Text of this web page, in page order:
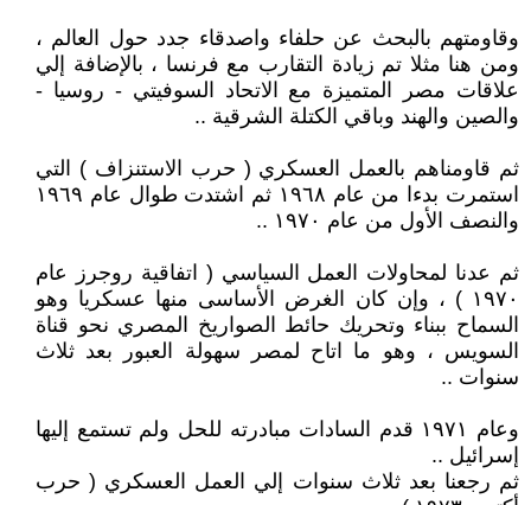
وقاومتهم بالبحث عن حلفاء واصدقاء جدد حول العالم ،
ومن هنا مثلا تم زيادة التقارب مع فرنسا ، بالإضافة إلي
علاقات مصر المتميزة مع الاتحاد السوفيتي - روسيا -
والصين والهند وباقي الكتلة الشرقية ..
ثم قاومناهم بالعمل العسكري ( حرب الاستنزاف ) التي
استمرت بدءا من عام ١٩٦٨ ثم اشتدت طوال عام ١٩٦٩
والنصف الأول من عام ١٩٧٠ ..
ثم عدنا لمحاولات العمل السياسي ( اتفاقية روجرز عام
١٩٧٠ ) ، وإن كان الغرض الأساسى منها عسكريا وهو
السماح ببناء وتحريك حائط الصواريخ المصري نحو قناة
السويس ، وهو ما اتاح لمصر سهولة العبور بعد ثلاث
سنوات ..
وعام ١٩٧١ قدم السادات مبادرته للحل ولم تستمع إليها
إسرائيل ..
ثم رجعنا بعد ثلاث سنوات إلي العمل العسكري ( حرب